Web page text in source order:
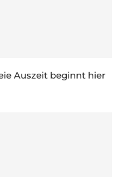
Auszeit beginnt hier